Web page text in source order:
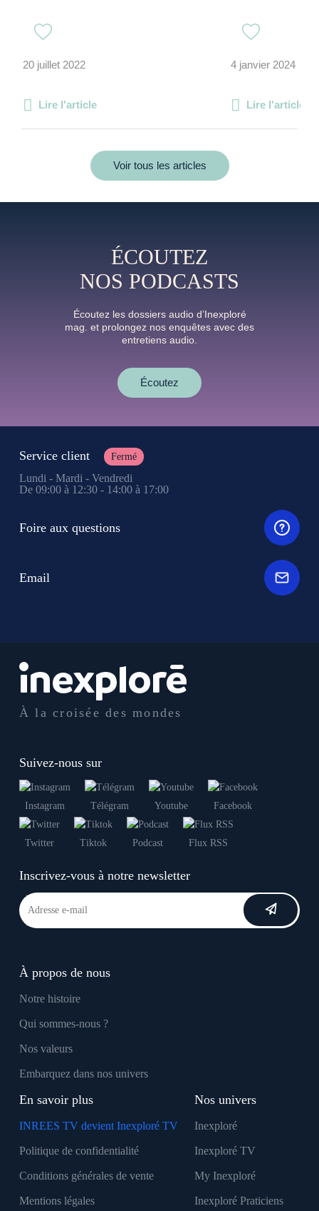
20 juillet 2022
Lire l'article
4 janvier 2024
Lire l'article
Voir tous les articles
ÉCOUTEZ
NOS PODCASTS
Écoutez les dossiers audio d’Inexploré
mag. et prolongez nos enquêtes avec des
entretiens audio.
Écoutez
À la croisée des mondes
Suivez-nous sur
Instagram Télégram Youtube Facebook
Twitter Tiktok Podcast Flux RSS
Inscrivez-vous à notre newsletter
À propos de nous
Notre histoire
Qui sommes-nous ?
Nos valeurs
Embarquez dans nos univers
En savoir plus
INREES TV devient Inexploré TV
Politique de confidentialité
Conditions générales de vente
Mentions légales
Nos univers
Inexploré
Inexploré TV
My Inexploré
Inexploré Praticiens
Service client Fermé
Lundi - Mardi - Vendredi
De 09:00 à 12:30 - 14:00 à 17:00
Foire aux questions
Email